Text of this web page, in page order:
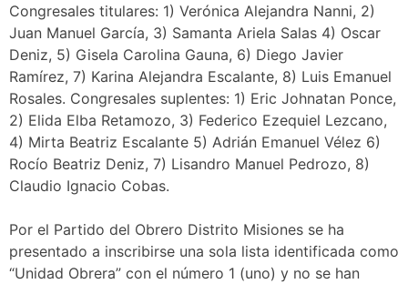
Congresales titulares: 1) Verónica Alejandra Nanni, 2)
Juan Manuel García, 3) Samanta Ariela Salas 4) Oscar
Deniz, 5) Gisela Carolina Gauna, 6) Diego Javier
Ramírez, 7) Karina Alejandra Escalante, 8) Luis Emanuel
Rosales. Congresales suplentes: 1) Eric Johnatan Ponce,
2) Elida Elba Retamozo, 3) Federico Ezequiel Lezcano,
4) Mirta Beatriz Escalante 5) Adrián Emanuel Vélez 6)
Rocío Beatriz Deniz, 7) Lisandro Manuel Pedrozo, 8)
Claudio Ignacio Cobas.
Por el Partido del Obrero Distrito Misiones se ha
presentado a inscribirse una sola lista identificada como
“Unidad Obrera” con el número 1 (uno) y no se han